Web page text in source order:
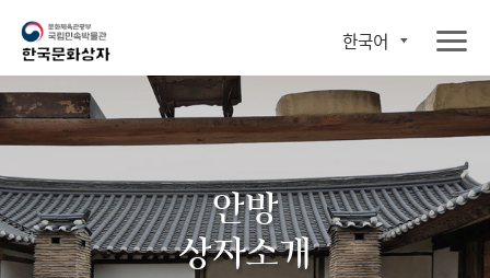
한국어
안방
상자소개